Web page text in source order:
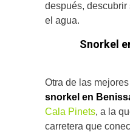
después,
el agua.
Snorkel
Otra de las
snorkel en
Cala Pinets, a la
carretera que